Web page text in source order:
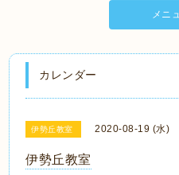
メニ
カレンダー
伊勢丘教室 2020-08-19 (水)
伊勢丘教室